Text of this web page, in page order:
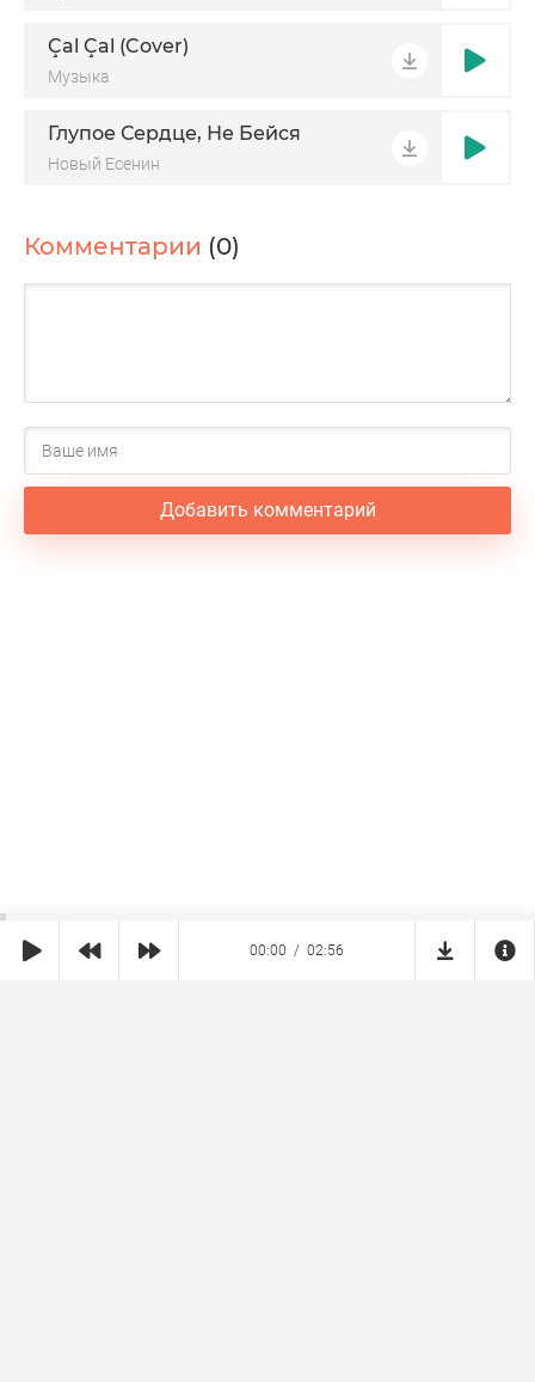
Çal Çal (Cover)
Музыка
Глупое Сердце, Не Бейся
Новый Есенин
Комментарии (0)
Добавить комментарий
00:00 02:56